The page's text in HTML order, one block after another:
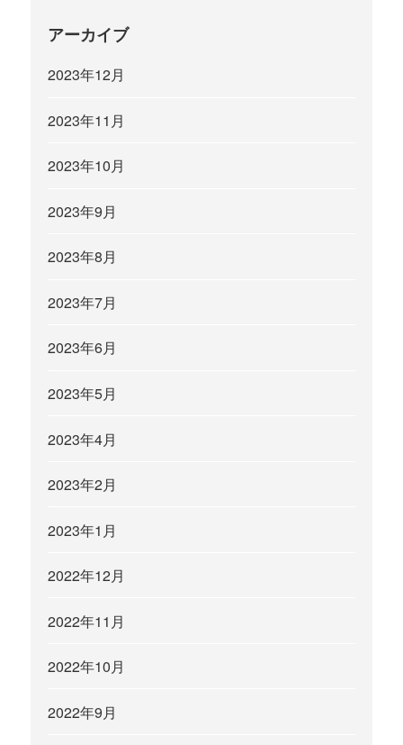
アーカイブ
2023年12月
2023年11月
2023年10月
2023年9月
2023年8月
2023年7月
2023年6月
2023年5月
2023年4月
2023年2月
2023年1月
2022年12月
2022年11月
2022年10月
2022年9月